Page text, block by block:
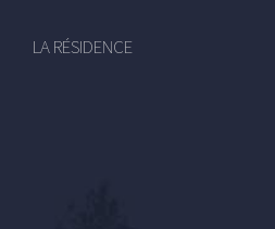
LA RÉSIDENCE